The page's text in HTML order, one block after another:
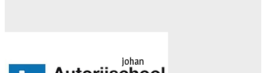
johan